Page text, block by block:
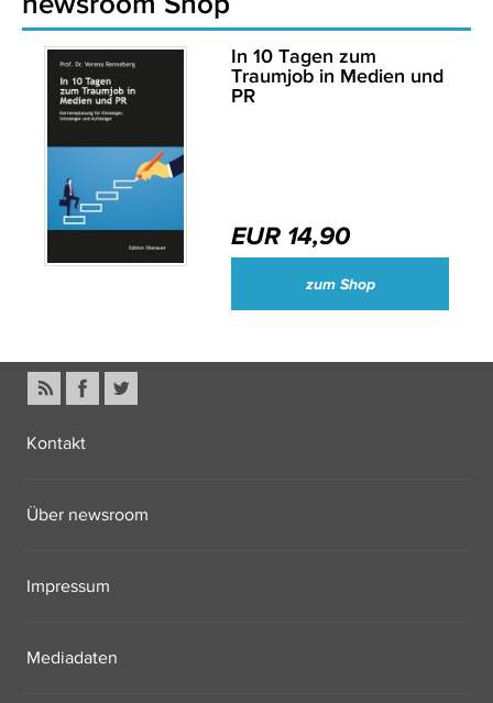
In 10 Tagen zum
Traumjob in Medien und
PR
EUR 14,90
zum Shop
Kontakt
Über newsroom
Impressum
Mediadaten